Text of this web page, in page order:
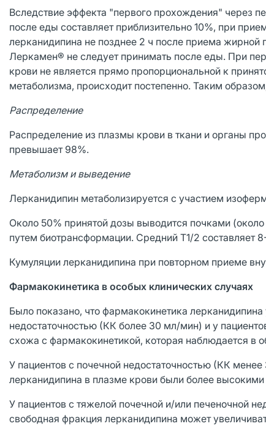
Вследствие эффекта "первого прохождения" через
после еды составляет приблизительно 10%, при
лерканидипина не позднее 2 ч после приема жирной
Леркамен® не следует принимать после еды. При
крови не является прямо пропорциональной к
метаболизма, происходит постепенно. Таким
Распределение
Распределение из плазмы крови в ткани и органы
превышает 98%.
Метаболизм и выведение
Лерканидипин метаболизируется с участием
Около 50% принятой дозы выводится почками
путем биотрансформации. Средний T1/2 составляет
Кумуляции лерканидипина при повторном приеме
Фармакокинетика в особых клинических случаях
Было показано, что фармакокинетика
недостаточностью (КК более 30 мл/мин) и у
схожа с фармакокинетикой, которая наблюдается в
У пациентов с почечной недостаточностью (КК
лерканидипина в плазме крови были более
У пациентов с тяжелой почечной и/или печеночной
свободная фракция лерканидипина может